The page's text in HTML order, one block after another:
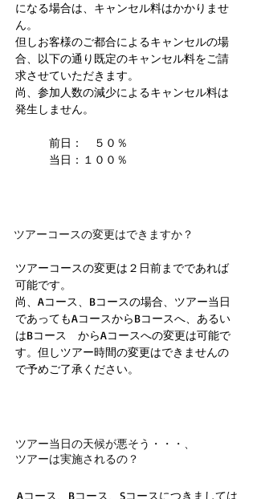
になる場合は、キャンセル料はかかりませ
ん。
但しお客様のご都合によるキャンセルの場
合、以下の通り既定のキャンセル料をご請
求させていただきます。
​尚、参加人数の減少によるキャンセル料は
発生しません。
前日： ５０％
当日：１００％
ツアーコースの変更はできますか？
ツアーコースの変更は２日前までであれば
可能です。
尚、Aコース、Bコースの場合、ツアー当日
であってもAコースからBコースへ、あるい
はBコース からAコースへの変更は可能で
す。但しツアー時間の変更はできませんの
で予めご了承ください。
ツアー当日の天候が悪そう・・・、
ツアーは実施されるの？
Aコース、Bコース、Sコースにつきましては